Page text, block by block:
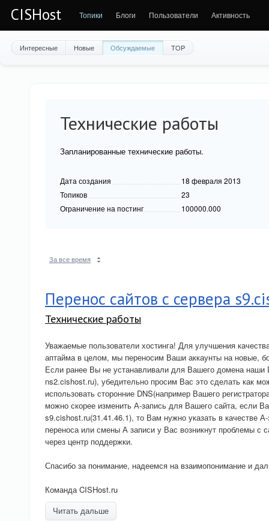
CISHost Топики Блоги Пользователи Активность
Интересные Новые Обсуждаемые TOP
Технические работы
Запланированные технические работы.
Дата создания
18 февраля 2013
Топиков
23
Ограничение на постинг
100000.000
За все время
Перенос сайтов с сервера
Технические работы
Уважаемые пользователи хостинга! Для улучшения
аптайма в целом, мы переносим Ваши аккаунты на новые,
Если ранее Вы не устанавливали для Вашего домена наши
ns2.cishost.ru), убедительно просим Вас это сделать как
использовать сторонние DNS(например Вашего
можно скорее изменить А-запись для Вашего сайта, если
s9.cishost.ru(31.41.46.1), то Вам нужно указать в качестве
переноса или смены А записи у Вас возникнут проблемы с
через центр поддержки.
Спасибо за понимание, надеемся на взаимопонимание и
Команда CISHost.ru
Читать дальше